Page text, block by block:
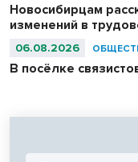
Новосибирцам
изменений в
06.08.2026
В посёлке